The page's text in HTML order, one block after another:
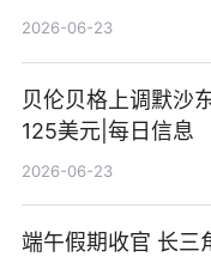
2026-06-23
贝伦贝格上调默沙
125美元|每日信息
2026-06-23
端午假期收官 长三